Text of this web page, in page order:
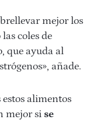
mejor los
coles de
que ayuda al
añade.
alimentos
mejor si se